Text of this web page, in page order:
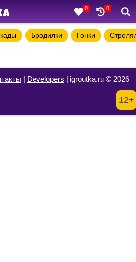
0 0
Бродилки Гонки
| Developers | igroutka.ru © 2026
12+